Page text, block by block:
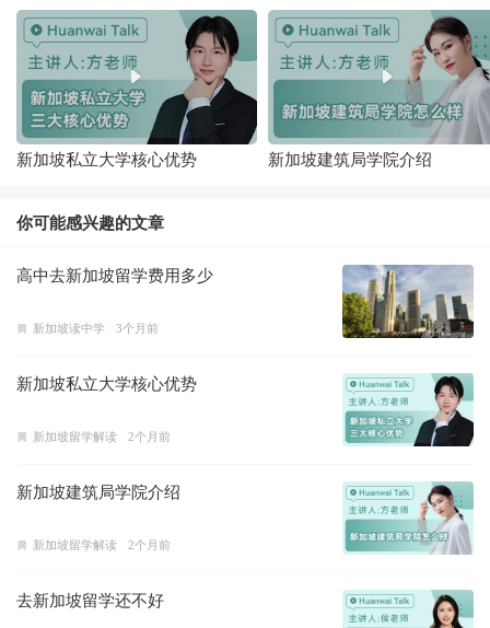
新加坡私立大学核心优势 新加坡建筑局学院介绍
你可能感兴趣的文章
高中去新加坡留学费用多少
新加坡读中学 3个月前
新加坡私立大学核心优势
新加坡留学解读 2个月前
新加坡建筑局学院介绍
新加坡留学解读 2个月前
去新加坡留学还不好